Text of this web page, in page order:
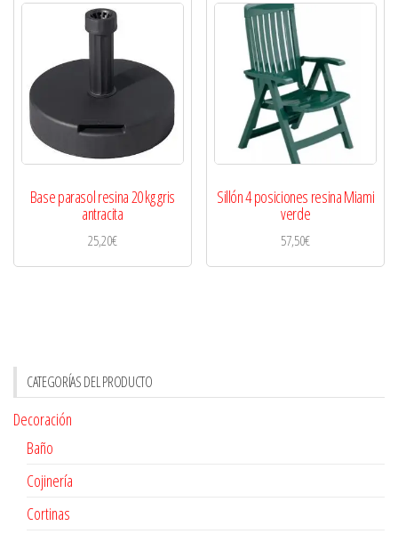
Base parasol resina 20 kg gris
antracita
25,20€
Sillón 4 posiciones resina Miami
verde
57,50€
CATEGORÍAS DEL PRODUCTO
Decoración
Baño
Cojinería
Cortinas